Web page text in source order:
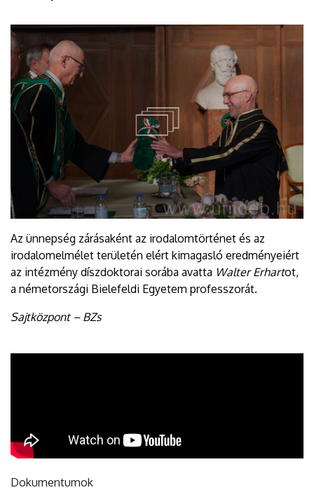
Az ünnepség zárásaként az irodalomtörténet és az
irodalomelmélet területén elért kimagasló eredményeiért
az intézmény díszdoktorai sorába avatta Walter Erhartot,
a németországi Bielefeldi Egyetem professzorát.
Sajtközpont – BZs
Dokumentumok